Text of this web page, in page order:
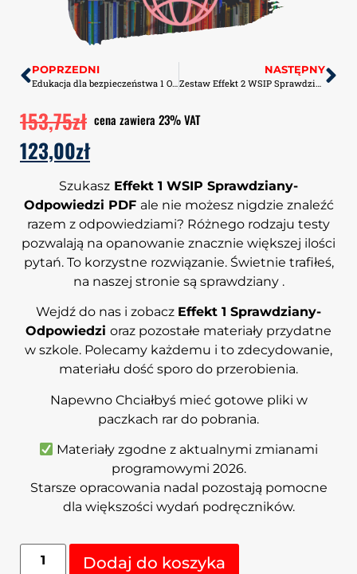
POPRZEDNI
Edukacja dla bezpieczeństwa 1 Operon Sprawdziany-Odpowiedzi PDF
NASTĘPNY
Zestaw Effekt 2 WSIP Sprawdziany Odpowiedzi+ Kartkówki PDF
153,75zł
123,00zł
cena zawiera 23% VAT
Szukasz Effekt 1 WSIP Sprawdziany-
Odpowiedzi PDF ale nie możesz nigdzie znaleźć
razem z odpowiedziami? Różnego rodzaju testy
pozwalają na opanowanie znacznie większej ilości
pytań. To korzystne rozwiązanie. Świetnie trafiłeś,
na naszej stronie są sprawdziany .
Wejdź do nas i zobacz Effekt 1 Sprawdziany-
Odpowiedzi oraz pozostałe materiały przydatne
w szkole. Polecamy każdemu i to zdecydowanie,
materiału dość sporo do przerobienia.
Napewno Chciałbyś mieć gotowe pliki w
paczkach rar do pobrania.
Materiały zgodne z aktualnymi zmianami
programowymi 2026.
Starsze opracowania nadal pozostają pomocne
dla większości wydań podręczników.
Dodaj do koszyka